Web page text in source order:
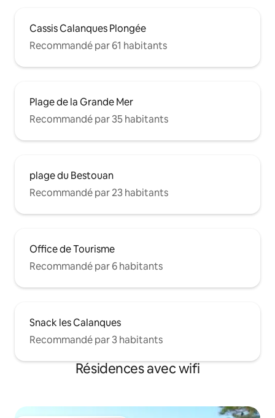
Cassis Calanques Plongée
Recommandé par 61 habitants
Plage de la Grande Mer
Recommandé par 35 habitants
plage du Bestouan
Recommandé par 23 habitants
Office de Tourisme
Recommandé par 6 habitants
Snack les Calanques
Recommandé par 3 habitants
Résidences avec wifi